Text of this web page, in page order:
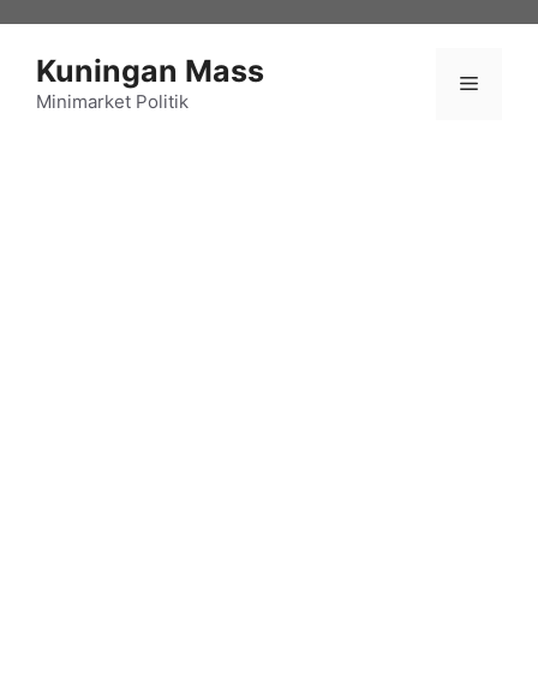
Kuningan Mass
Minimarket Politik
Menu